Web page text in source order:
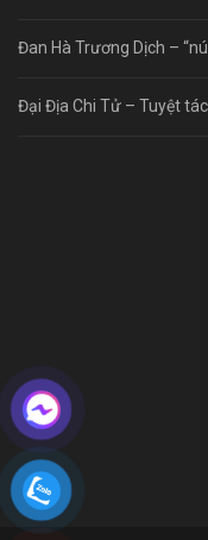
Đan Hà Trương Dịch –
Đại Địa Chi Tử – Tuyệt